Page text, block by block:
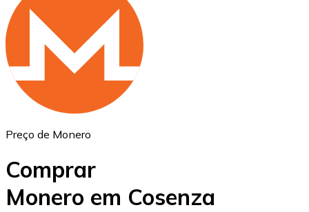
Ethereum
ETH
Preço de Monero
Comprar
Monero em Cosenza